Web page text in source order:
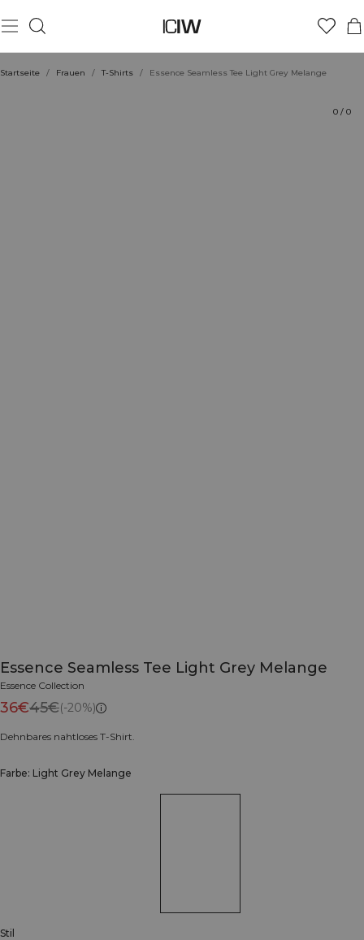
Startseite / Frauen / T-Shirts / Essence Seamless Tee Light Grey Melange
0 / 0
Essence Seamless Tee Light Grey Melange
Essence Collection
36€45€(-20%)
Dehnbares nahtloses T-Shirt.
Farbe: Light Grey Melange
Stil